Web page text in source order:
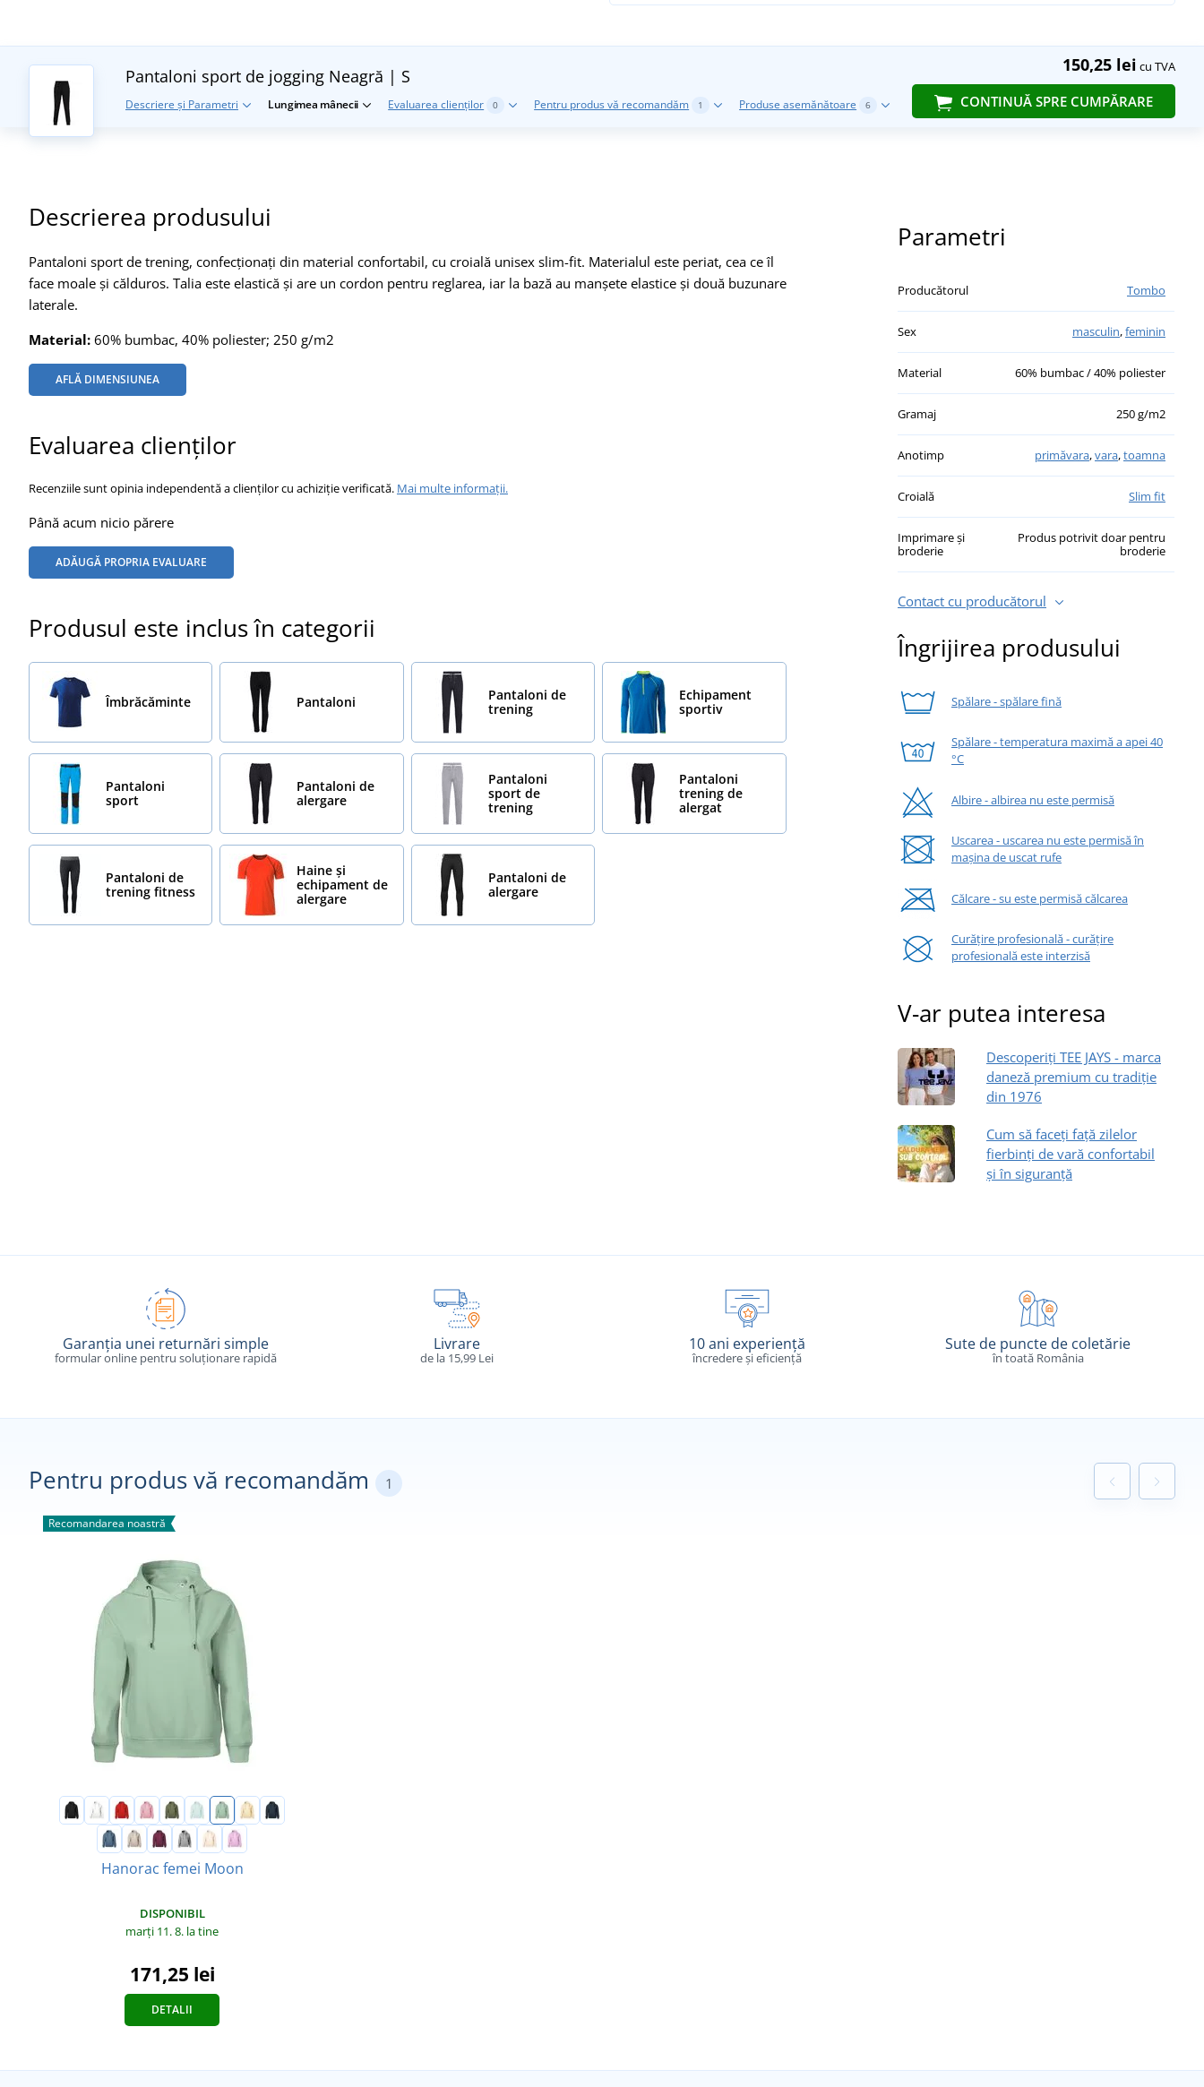
150,25 lei cu TVA
CONTINUĂ SPRE CUMPĂRARE
Pantaloni sport de jogging Neagră | S
Descriere și Parametri Lungimea mânecii Evaluarea clienților 0 Pentru produs vă recomandăm 1 Produse asemănătoare 6
Descrierea produsului
Pantaloni sport de trening, confecționați din material confortabil, cu croială unisex slim-fit. Materialul este periat, cea ce îl
face moale și călduros. Talia este elastică și are un cordon pentru reglarea, iar la bază au manșete elastice și două buzunare
laterale.
Material: 60% bumbac, 40% poliester; 250 g/m2
AFLĂ DIMENSIUNEA
Evaluarea clienților
Recenziile sunt opinia independentă a clienților cu achiziție verificată. Mai multe informații.
Până acum nicio părere
ADĂUGĂ PROPRIA EVALUARE
Produsul este inclus în categorii
Îmbrăcăminte Pantaloni
Pantaloni de
trening
Echipament
sportiv
Pantaloni
sport
Pantaloni de
alergare
Pantaloni
sport de
trening
Pantaloni
trening de
alergat
Pantaloni de
trening fitness
Haine și
echipament de
alergare
Pantaloni de
alergare
Parametri
Producătorul Tombo
Sex masculin,feminin
Material 60% bumbac / 40% poliester
Gramaj 250 g/m2
Anotimp primăvara,vara,toamna
Croială Slim fit
Imprimare și
broderie
Produs potrivit doar pentru
broderie
Contact cu producătorul
Îngrijirea produsului
Spălare - spălare fină
Spălare - temperatura maximă a apei 40
°C
Albire - albirea nu este permisă
Uscarea - uscarea nu este permisă în
mașina de uscat rufe
Călcare - su este permisă călcarea
Curățire profesională - curățire
profesională este interzisă
V-ar putea interesa
Descoperiți TEE JAYS - marca
daneză premium cu tradiție
din 1976
Cum să faceți față zilelor
fierbinți de vară confortabil
și în siguranță
Garanția unei returnări simple
formular online pentru soluționare rapidă
Livrare
de la 15,99 Lei
10 ani experiență
încredere și eficiență
Sute de puncte de coletărie
în toată România
Pentru produs vă recomandăm 1
Recomandarea noastră
Hanorac femei Moon
DISPONIBIL
marți 11. 8. la tine
171,25 lei
DETALII